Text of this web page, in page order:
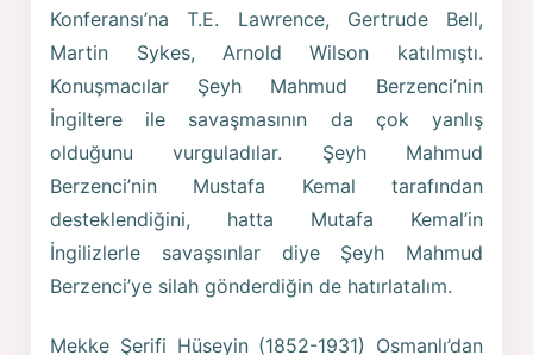
Konferansı’na T.E. Lawrence, Gertrude Bell,
Martin Sykes, Arnold Wilson katılmıştı.
Konuşmacılar Şeyh Mahmud Berzenci’nin
İngiltere ile savaşmasının da çok yanlış
olduğunu vurguladılar. Şeyh Mahmud
Berzenci’nin Mustafa Kemal tarafından
desteklendiğini, hatta Mutafa Kemal’in
İngilizlerle savaşsınlar diye Şeyh Mahmud
Berzenci’ye silah gönderdiğin de hatırlatalım.
Mekke Şerifi Hüseyin (1852-1931) Osmanlı’dan